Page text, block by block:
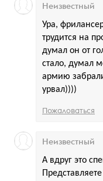
Ура,
трудится на
думал он от
стало, думал
армию
урвал))))
Неизвестный
Пожаловаться
А вдруг это
Неизвестный